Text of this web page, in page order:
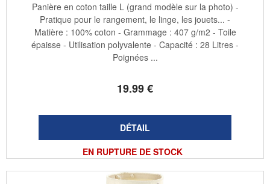
19.99€
EN RUPTURE DE STOCK
Panière en coton taille L (grand modèle sur la photo) -
Pratique pour le rangement, le linge, les jouets... -
Matière : 100% coton - Grammage : 407 g/m2 - Toile
épaisse - Utilisation polyvalente - Capacité : 28 Litres -
Poignées ...